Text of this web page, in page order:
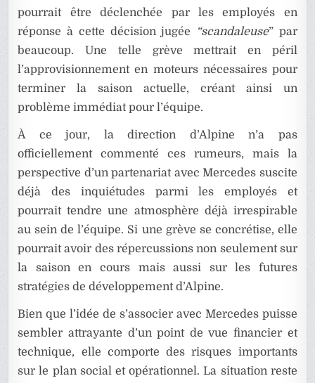
pourrait être déclenchée par les employés en
réponse à cette décision jugée
“scandaleuse” par
beaucoup. Une telle grève mettrait en péril
l’approvisionnement en moteurs nécessaires pour
terminer la saison actuelle, créant ainsi un
problème immédiat pour l’équipe.
À ce jour, la direction d’Alpine n’a pas
officiellement commenté ces rumeurs, mais la
perspective d’un partenariat avec Mercedes suscite
déjà des inquiétudes parmi les employés et
pourrait tendre une atmosphère déjà irrespirable
au sein de l’équipe. Si une grève se concrétise, elle
pourrait avoir des répercussions non seulement sur
la saison en cours mais aussi sur les futures
stratégies de développement d’Alpine.
Bien que l’idée de s’associer avec Mercedes puisse
sembler attrayante d’un point de vue financier et
technique, elle comporte des risques importants
sur le plan social et opérationnel. La situation reste